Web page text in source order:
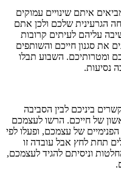
איתם שינויים עמוקים
הגרעינית שלכם ולכן אתם
עליהם לעיתים קרובות
סגנון חייכם והשותפים
ומטרותיכם. השבוע תבלו
נסיעות.
ביניכם לבין הסביבה
של חייכם. הרשו לעצמכם
של עצמכם, ופעלו לפי
תחת לחץ אבל עובדה זו
וניסיתם להגיד לעצמכם,